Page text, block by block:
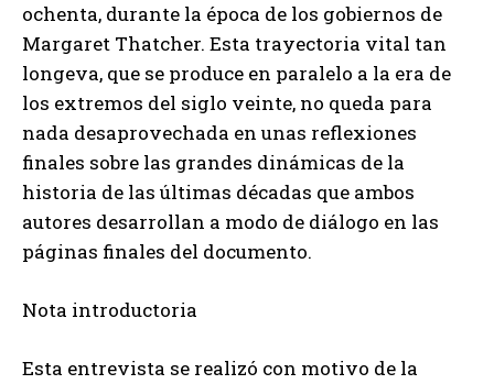
ochenta, durante la época de los gobiernos de
Margaret Thatcher. Esta trayectoria vital tan
longeva, que se produce en paralelo a la era de
los extremos del siglo veinte, no queda para
nada desaprovechada en unas reflexiones
finales sobre las grandes dinámicas de la
historia de las últimas décadas que ambos
autores desarrollan a modo de diálogo en las
páginas finales del documento.
Nota introductoria
Esta entrevista se realizó con motivo de la